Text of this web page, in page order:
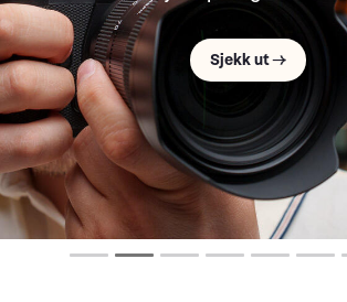
Supertele trenger ikke være